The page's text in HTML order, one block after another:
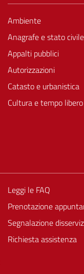
Ambiente
Anagrafe e stato civile
Appalti pubblici
Autorizzazioni
Catasto e urbanistica
Cultura e tempo libero
Leggi le FAQ
Prenotazione
Segnalazione
Richiesta assistenza